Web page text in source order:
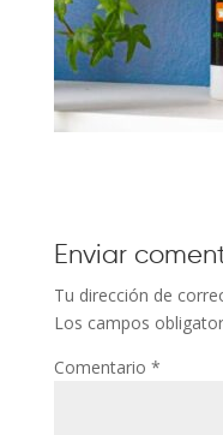
Enviar
Tu dirección de
Los campos
Comentario *